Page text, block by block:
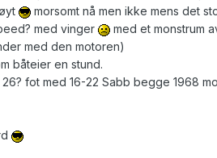
morsomt nå men ikke mens det
med vinger
med et monstrum
med den motoren)
båteier en stund.
fot med 16-22 Sabb begge 1968